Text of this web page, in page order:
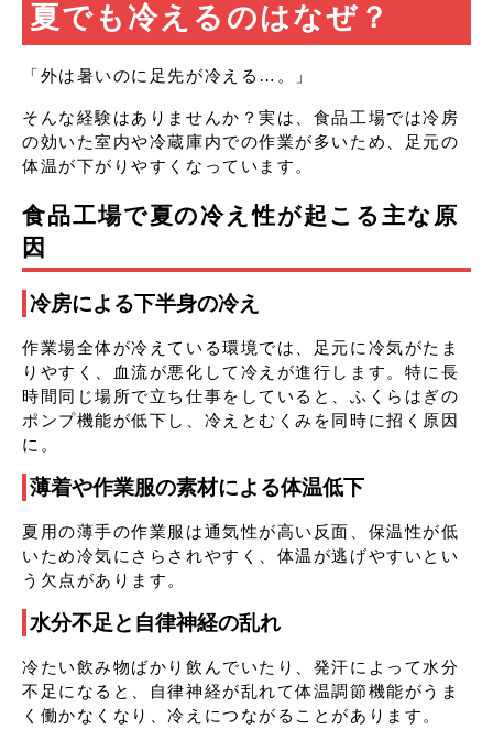
夏でも冷えるのはなぜ？
「外は暑いのに足先が冷える…。」
そんな経験はありませんか？実は、食品工場では冷房
の効いた室内や冷蔵庫内での作業が多いため、足元の
体温が下がりやすくなっています。
食品工場で夏の冷え性が起こる主な原
因
冷房による下半身の冷え
作業場全体が冷えている環境では、足元に冷気がたま
りやすく、血流が悪化して冷えが進行します。特に長
時間同じ場所で立ち仕事をしていると、ふくらはぎの
ポンプ機能が低下し、冷えとむくみを同時に招く原因
に。
薄着や作業服の素材による体温低下
夏用の薄手の作業服は通気性が高い反面、保温性が低
いため冷気にさらされやすく、体温が逃げやすいとい
う欠点があります。
水分不足と自律神経の乱れ
冷たい飲み物ばかり飲んでいたり、発汗によって水分
不足になると、自律神経が乱れて体温調節機能がうま
く働かなくなり、冷えにつながることがあります。